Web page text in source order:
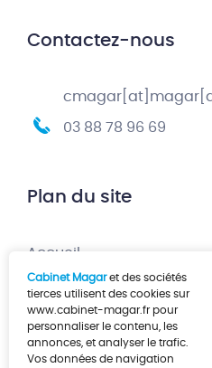
Contactez-nous
03 88 78 96 69
Plan du site
Accueil
Création d’entreprise
Développement
À propos
Cabinet Magaret des sociétés
tierces utilisent des cookies sur
www.cabinet-magar.frpour
personnaliser le contenu, les
annonces, et analyser le trafic.
Vos données de navigation